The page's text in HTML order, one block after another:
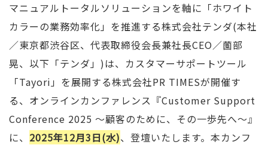
マニュアルトータルソリューションを軸に「ホワイト
カラーの業務効率化」を推進する株式会社テンダ(本社
／東京都渋谷区、代表取締役会長兼社長CEO／薗部
晃、以下「テンダ」)は、カスタマーサポートツール
「Tayori」を展開する株式会社PR TIMESが開催す
る、オンラインカンファレンス『Customer Support
Conference 2025 〜顧客のために、その一歩先へ〜』
に、 2025年12月3日(水)、登壇いたします。本カンフ